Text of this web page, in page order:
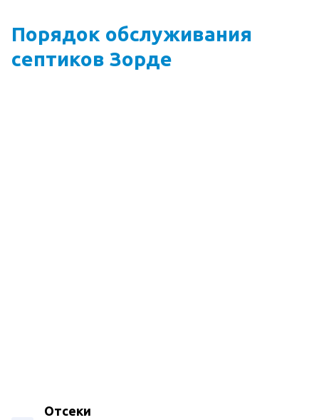
Порядок обслуживания
септиков Зорде
Отсеки